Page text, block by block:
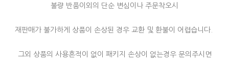
불량 반품이외의 단순 변심이나 주문착오시
재판매가 불가하게 상품이 손상된 경우 교환 및 환불이 어렵습니다.
그외 상품의 사용흔적이 없이 패키지 손상이 없는경우 문의주시면